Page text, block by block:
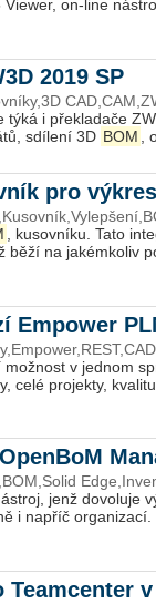
on-line
2019 SP
týká i překladače
sdílení 3D BOM ,
pro
, kusovníku. Tato
běží na jakémkoliv
Empower
v jednom
celé projekty,
jenž dovoluje
i napříč organizací.